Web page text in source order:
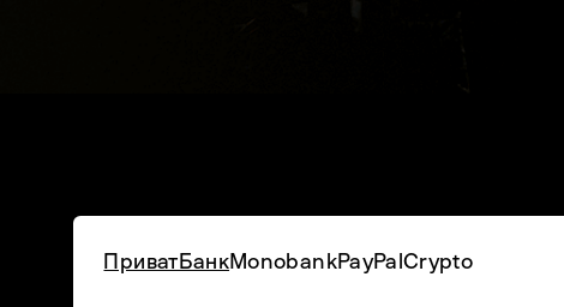
ПриватБанкMonobankPayPalCrypto